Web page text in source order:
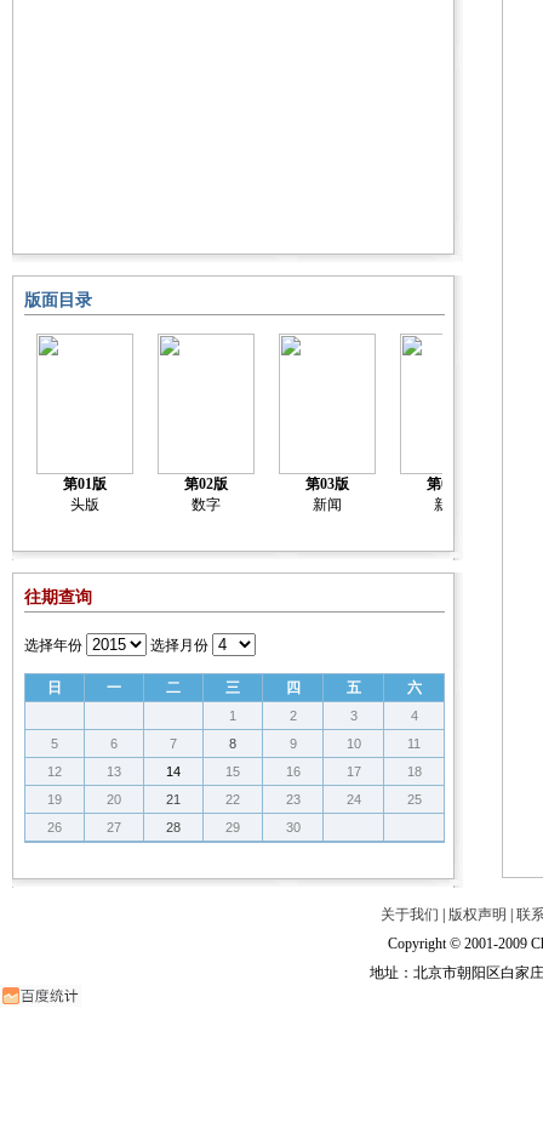
版面目录
第01版
头版
第02版
数字
第03版
新闻
第04版
新闻
往期查询
选择年份 选择月份
日 一 二 三 四 五 六
1 2 3
4
5
6 7 8 9 10
11
12
13 14 15 16 17
18
19
20 21 22 23 24
25
26
27 28 29 30
关于我们 版权声明
联
Copyright © 2001-2009
地址：北京市朝阳区白家